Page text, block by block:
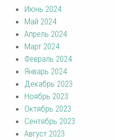
Июнь 2024
Май 2024
Апрель 2024
Март 2024
Февраль 2024
Январь 2024
Декабрь 2023
Ноябрь 2023
Октябрь 2023
Сентябрь 2023
Август 2023